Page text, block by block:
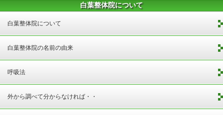
白葉整体院について
白葉整体院について
白葉整体院の名前の由来
呼吸法
外から調べて分からなければ・・